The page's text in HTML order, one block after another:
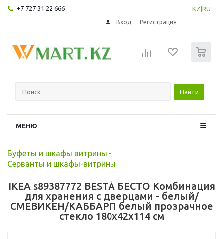
+7 727 31 22 666 KZ RU
Вход Регистрация
Найти
МЕНЮ
Буфеты и шкафы витрины -
Серванты и шкафы-витрины
IKEA s89387772 BESTÅ БЕСТО Комбинация
для хранения с дверцами - белый/
СМЕВИКЕН/КАББАРП белый прозрачное
стекло 180x42x114 см